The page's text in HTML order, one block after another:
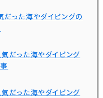
だった海やダイビングの
だった海やダイビング
だった海やダイビング